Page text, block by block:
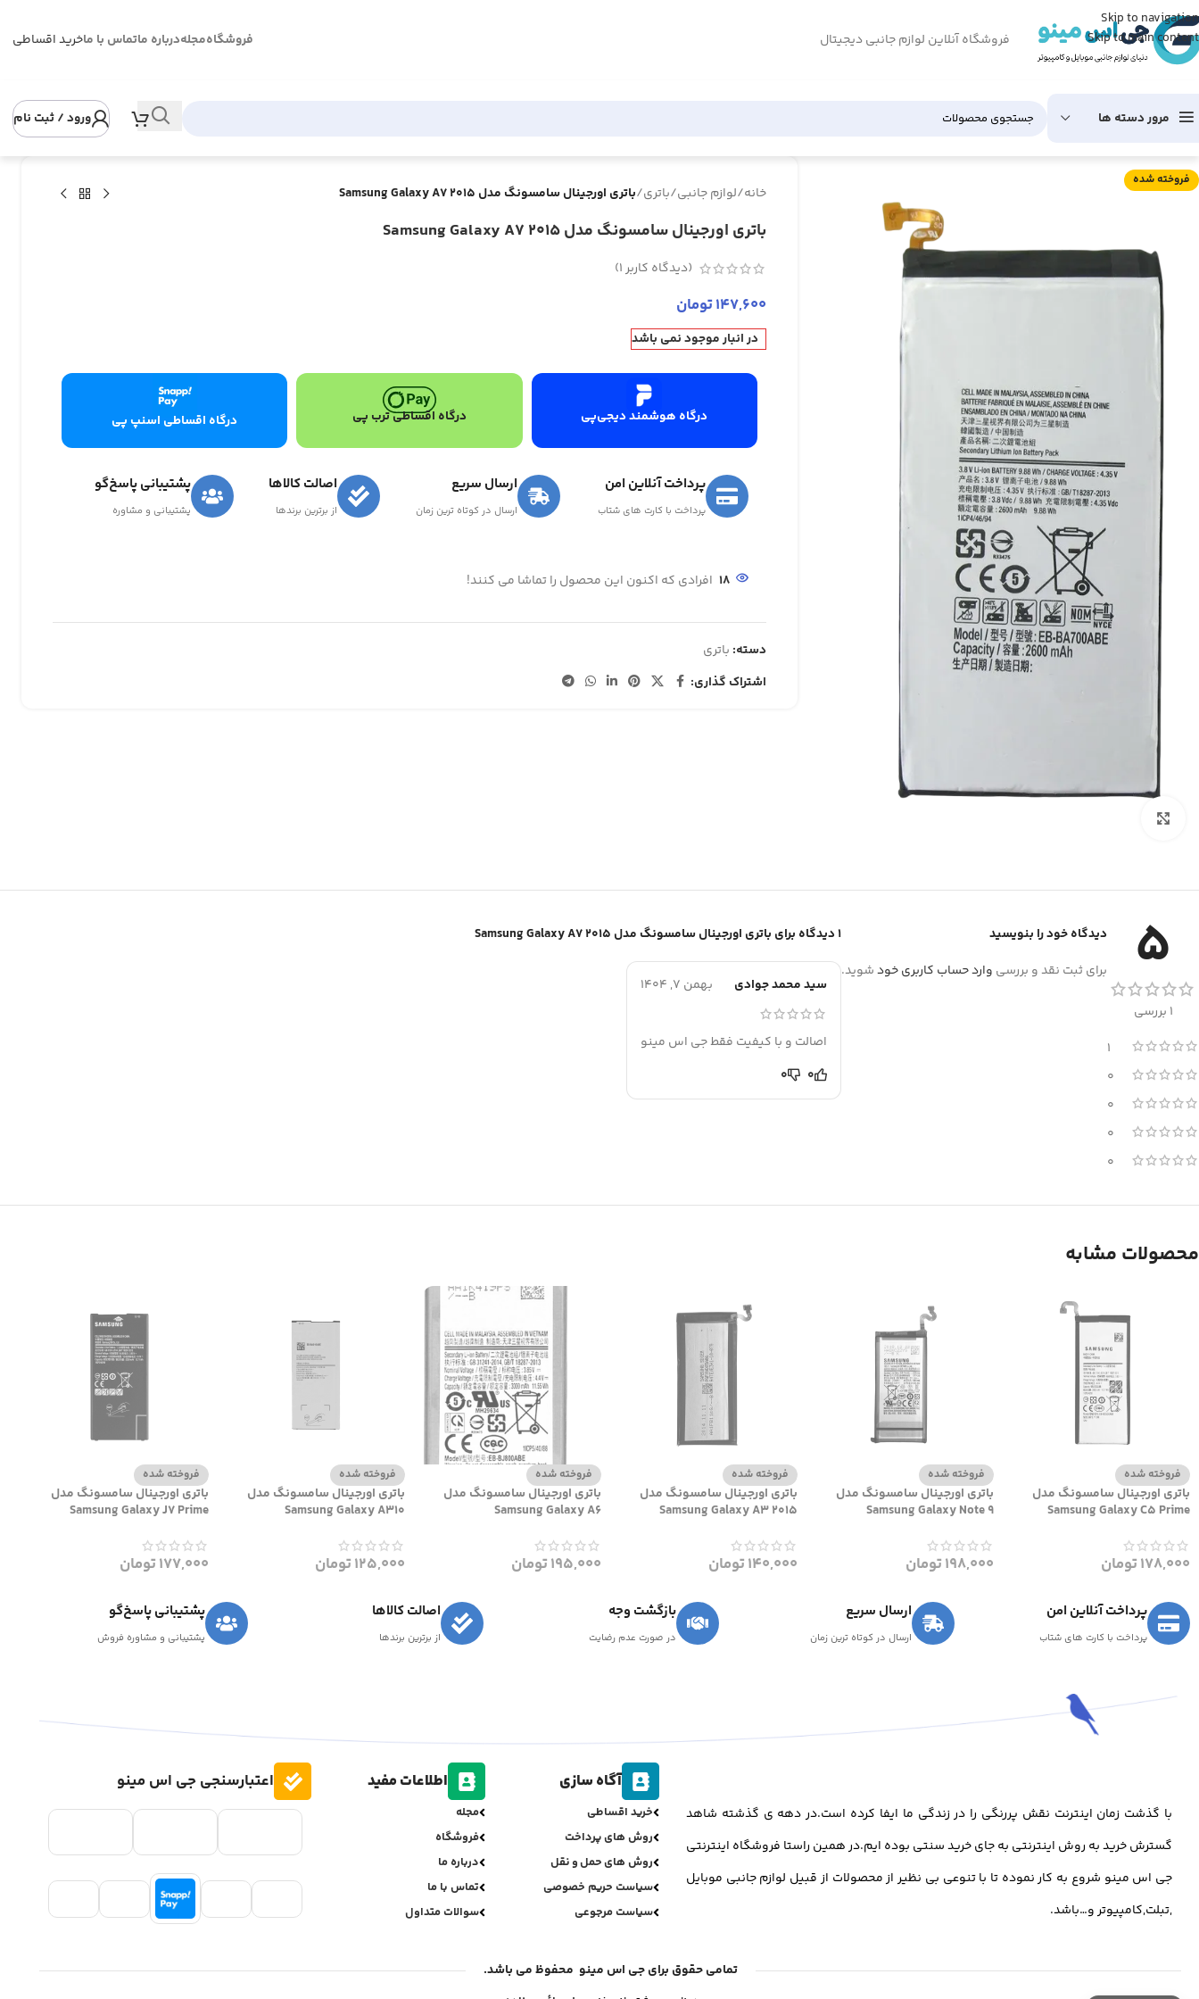
Skip to navigation
Skip to main content
فروشگاه آنلاین لوازم جانبی دیجیتال فروشگاهمجلهدرباره ماتماس با ماخرید اقساطی
مرور دسته ها ورود / ثبت نام
فروخته شده
خانه/لوازم جانبی/باتری/باتری اورجینال سامسونگ مدل Samsung Galaxy A7 2015
باتری اورجینال سامسونگ مدل Samsung Galaxy A7 2015
(دیدگاه کاربر1
)
147,600تومان
در انبار موجود نمی باشد
درگاه هوشمند دیجی‌پی درگاه اقساطی ترب پی درگاه اقساطی اسنپ پی
پرداخت آنلاین امن
پرداخت با کارت های شتاب
ارسال سریع
ارسال در کوتاه ترین زمان
اصالت کالاها
از برترین برندها
پشتیبانی پاسخ‌گو
پشتیبانی و مشاوره
23 افرادی که اکنون این محصول را تماشا می کنند!
دسته: باتری
اشتراک گذاری:
5
1 بررسی
1
0
0
0
0
1 دیدگاه برای باتری اورجینال سامسونگ مدل Samsung Galaxy A7 2015
سید محمد جوادی بهمن 7, 1404
اصالت و با کیفیت فقط جی اس مینو
0
0
دیدگاه خود را بنویسید
برای ثبت نقد و بررسی وارد حساب کاربری خودشوید.
محصولات مشابه
فروخته شده
باتری اورجینال سامسونگ مدل
Samsung Galaxy C5 Prime
178,000تومان
فروخته شده
باتری اورجینال سامسونگ مدل
Samsung Galaxy Note 9
198,000تومان
فروخته شده
باتری اورجینال سامسونگ مدل
Samsung Galaxy A3 2015
140,000تومان
فروخته شده
باتری اورجینال سامسونگ مدل
Samsung Galaxy A6
195,000تومان
فروخته شده
باتری اورجینال سامسونگ مدل
Samsung Galaxy A310
125,000تومان
فروخته شده
باتری اورجینال سامسونگ مدل
Samsung Galaxy J7 Prime
177,000تومان
پرداخت آنلاین امن
پرداخت با کارت های شتاب
ارسال سریع
ارسال در کوتاه ترین زمان
بازگشت وجه
در صورت عدم رضایت
اصالت کالاها
از برترین برندها
پشتیبانی پاسخ‌گو
پشتیبانی و مشاوره فروش
با گذشت زمان اینترنت نقش پررنگی را در زندگی ما ایفا کرده است.در دهه ی گذشته شاهد
گسترش خرید به روش اینترنتی به جای خرید سنتی بوده ایم.در همین راستا فروشگاه اینترنتی
آگاه سازی
خرید اقساطی
روش های پرداخت
روش های حمل و نقل
سیاست حریم خصوصی
سیاست مرجوعی
اطلاعات مفید
مجله
فروشگاه
درباره ما
تماس با ما
سوالات متداول
اعتبارسنجی جی اس مینو